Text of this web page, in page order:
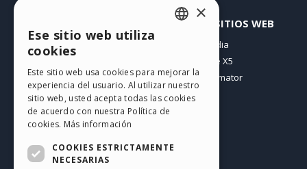
Mis post
Mis download
Espacio Web
Mis Créditos
OTROS SITIOS WEB
Incomedia
WebSite X5
WebAnimator
GERMAN
SPANISH
×
Ese sitio web utiliza
cookies
Este sitio web usa cookies para mejorar la
experiencia del usuario. Al utilizar nuestro
sitio web, usted acepta todas las cookies
de acuerdo con nuestra Política de
cookies. Más información
COOKIES ESTRICTAMENTE
NECESARIAS